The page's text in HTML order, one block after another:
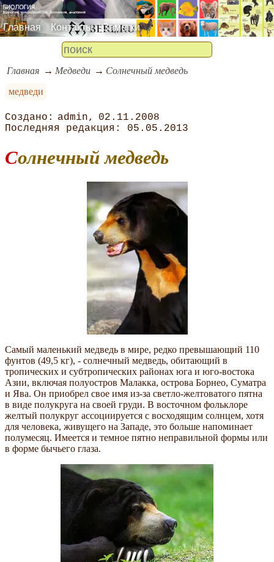
Главная Контакты Заметки
Главная Медведи
Солнечный медведь
медведи
admin
02.11.2008
05.05.2013
Солнечный медведь
Самый маленький медведь в мире, редко превышающий 110
фунтов (49,5 кг), - солнечный медведь, обитающий в
тропических и субтропических районах юга и юго-востока
Азии, включая полуостров Малакка, острова Борнео, Суматра
и Ява. Он приобрел свое имя из-за светло-желтоватого пятна
в виде полукруга на своей груди. В восточном фольклоре
желтый полукруг ассоциируется с восходящим солнцем, хотя
для человека, живущего на Западе, это больше напоминает
полумесяц. Имеется и темное пятно неправильной формы или
в форме бычьего глаза.